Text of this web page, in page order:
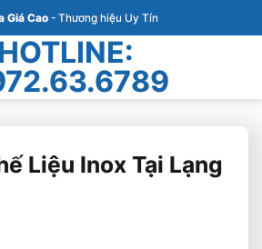
Giá Cao- Thương hiệu Uy Tín
Liệu Inox Tại Lạng